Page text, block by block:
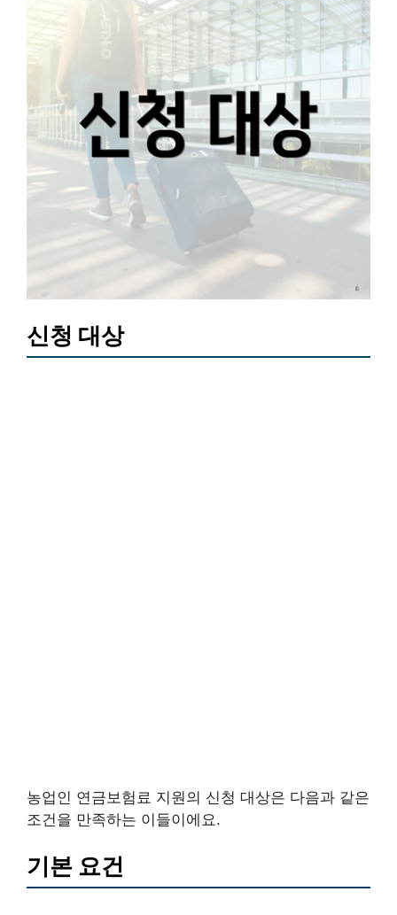
신청 대상
농업인 연금보험료 지원의 신청 대상은 다음과 같은
조건을 만족하는 이들이에요.
기본 요건